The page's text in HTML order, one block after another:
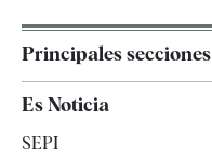
Principales secciones
Es Noticia
SEPI